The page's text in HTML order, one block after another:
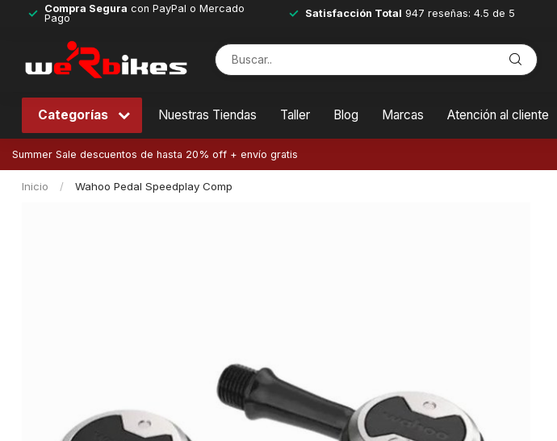
Compra Segura con PayPal o Mercado
Pago
Satisfacción Total 947 reseñas: 4.5 de 5
Categorías Nuestras Tiendas Taller Blog Marcas Atención al cliente
Summer Sale descuentos de hasta 20% off + envío gratis
Inicio / Wahoo Pedal Speedplay Comp